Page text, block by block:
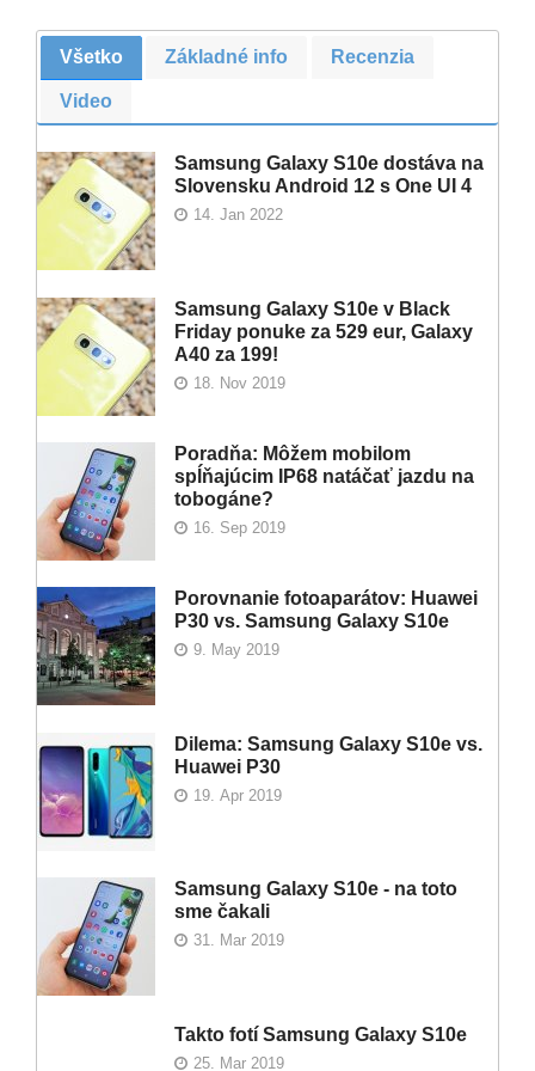
Všetko Základné info Recenzia
Video
Samsung Galaxy S10e dostáva na
Slovensku Android 12 s One UI 4
14. Jan 2022
Samsung Galaxy S10e v Black
Friday ponuke za 529 eur, Galaxy
A40 za 199!
18. Nov 2019
Poradňa: Môžem mobilom
spĺňajúcim IP68 natáčať jazdu na
tobogáne?
16. Sep 2019
Porovnanie fotoaparátov: Huawei
P30 vs. Samsung Galaxy S10e
9. May 2019
Dilema: Samsung Galaxy S10e vs.
Huawei P30
19. Apr 2019
Samsung Galaxy S10e - na toto
sme čakali
31. Mar 2019
Takto fotí Samsung Galaxy S10e
25. Mar 2019